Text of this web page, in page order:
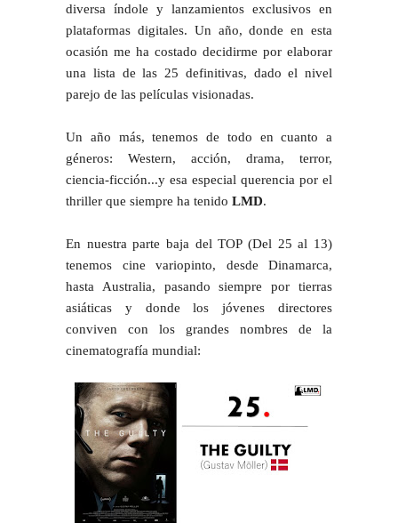
diversa índole y lanzamientos exclusivos en
plataformas digitales. Un año, donde en esta
ocasión me ha costado decidirme por elaborar
una lista de las 25 definitivas, dado el nivel
parejo de las películas visionadas.
Un año más, tenemos de todo en cuanto a
géneros: Western, acción, drama, terror,
ciencia-ficción...y esa especial querencia por el
thriller que siempre ha tenido LMD.
En nuestra parte baja del TOP (Del 25 al 13)
tenemos cine variopinto, desde Dinamarca,
hasta Australia, pasando siempre por tierras
asiáticas y donde los jóvenes directores
conviven con los grandes nombres de la
cinematografía mundial: